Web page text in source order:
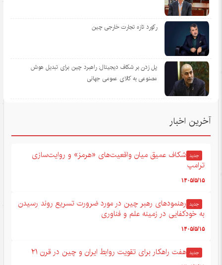
رکورد تازه تجارت خارجی چین
پل زدن بر شکاف دیجیتال: راهبرد چین برای تبدیل هوش
مصنوعی به کالای عمومی جهانی
آخرین اخبار
جدید شکاف عمیق میان واقعیت‌های «هرمز» و روایت‌سازی
ترامپ
۱۴۰۵/۵/۱۵
جدید رهنمودهای رهبر چین در مورد ضرورت تسریع روند رسیدن
به خودکفایی در زمینه علم و فناوری
۱۴۰۵/۵/۱۵
جدید هفت راهکار برای تقویت روابط ایران و چین در قرن ۲۱